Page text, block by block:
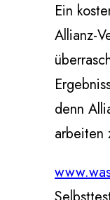
Ein
Allianz-
denn
arbeiten